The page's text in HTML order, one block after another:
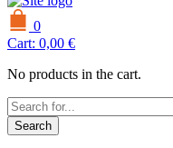
0
Cart: 0,00 €
No products in the cart.
Search